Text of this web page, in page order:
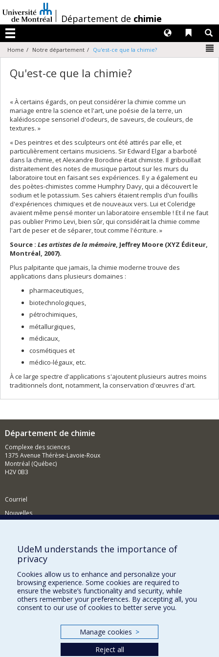
au
contenu
/Département de chimie
Menu
Liens
Langues
Home Notre département Qu'est-ce que la chimie?
Qu'est-ce que la chimie?
« À certains égards, on peut considérer la chimie comme un
mariage entre la science et l'art, une poésie de la terre, un
kaléidoscope sensoriel d'odeurs, de saveurs, de couleurs, de
textures. »
« Des peintres et des sculpteurs ont été attirés par elle, et
particulièrement certains musiciens. Sir Edward Elgar a barboté
dans la chimie, et Alexandre Borodine était chimiste. Il gribouillait
distraitement des notes de musique partout sur les murs du
laboratoire tout en faisant ses expériences. Il y a également eu
des poètes-chimistes comme Humphry Davy, qui a découvert le
sodium et le potassium. Ses cahiers étaient remplis d'un fouillis
d'expériences chimiques et de nouveaux vers. Lui et Coleridge
avaient même pensé monter un laboratoire ensemble ! Et il ne faut
pas oublier Primo Levi, bien sûr, qui considérait la chimie comme
l'art de peser et de séparer, tout comme l'écriture. »
Source : Les artistes de la mémoire, Jeffrey Moore (XYZ Éditeur,
Montréal, 2007).
Plus palpitante que jamais, la chimie moderne trouve des
applications dans plusieurs domaines :
pharmaceutiques,
biotechnologiques,
pétrochimiques,
métallurgiques,
médicaux,
cosmétiques et
médico-légaux, etc.
À ce large spectre d'applications s'ajoutent plusieurs autres moins
traditionnels dont, notamment, la conservation d'œuvres d'art.
Département de chimie
Complexe des sciences
1375 Avenue Thérèse-Lavoie-Roux
Montréal (Québec)
H2V 0B3
Courriel
Nouvelles
Comment soutenir le Département?
BESOIN D'AIDE?
Plan du site
Signaler une erreur
Accessibilité
Nos départements et écoles
UdeM understands the importance of
privacy
Cookies allow us to enhance and personalize your
browsing experience. Some cookies are required to
ensure the website’s functionality and security, while
others remember your preferences. By accepting all, you
consent to our use of cookies to better serve you.
Manage cookies >
Reject all